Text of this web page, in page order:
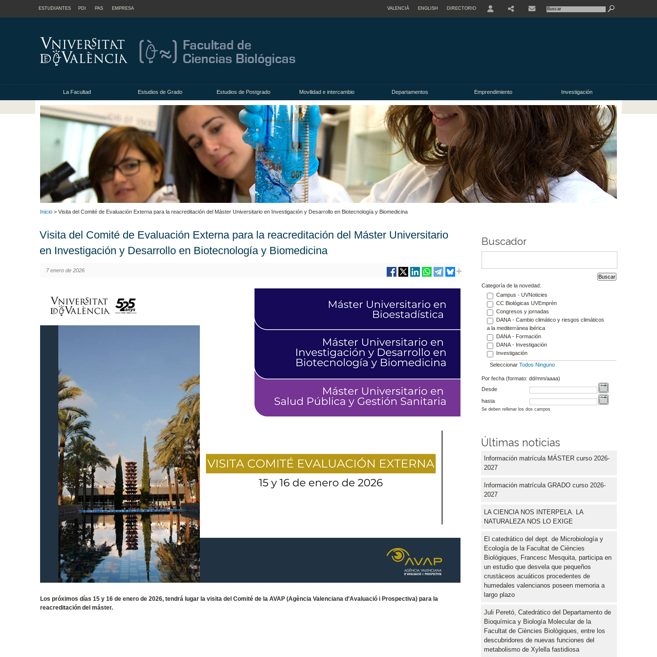
ESTUDIANTES PDI PAS EMPRESA VALENCIÀ ENGLISH DIRECTORIO
La Facultad Estudios de Grado Estudios de Postgrado Movilidad e intercambio Departamentos Emprendimiento Investigación
Inicio > Visita del Comité de Evaluación Externa para la reacreditación del Máster Universitario en Investigación y Desarrollo en Biotecnología y Biomedicina
Visita del Comité de Evaluación Externa para la reacreditación del Máster Universitario
en Investigación y Desarrollo en Biotecnología y Biomedicina
7 enero de 2026
Los próximos días 15 y 16 de enero de 2026, tendrá lugar la visita del Comité de la AVAP (Agència Valenciana d’Avaluació i Prospectiva) para la
reacreditación del máster.
Buscador
Categoría de la novedad:
Campus - UVNoticies
CC Biológicas UVEmprén
Congresos y jornadas
DANA - Cambio climático y riesgos climáticos
a la mediterránea ibérica
DANA - Formación
DANA - Investigación
Investigación
Seleccionar Todos Ninguno
Por fecha (formato: dd/mm/aaaa)
Desde
hasta
Se deben rellenar los dos campos
Últimas noticias
Información matrícula MÁSTER curso 2026-
2027
Información matrícula GRADO curso 2026-
2027
LA CIENCIA NOS INTERPELA. LA
NATURALEZA NOS LO EXIGE
El catedrático del dept. de Microbiología y
Ecología de la Facultat de Ciències
Biològiques, Francesc Mesquita, participa en
un estudio que desvela que pequeños
crustáceos acuáticos procedentes de
humedales valencianos poseen memoria a
largo plazo
Juli Peretó, Catedrático del Departamento de
Bioquímica y Biología Molecular de la
Facultat de Ciències Biològiques, entre los
descubridores de nuevas funciones del
metabolismo de Xylella fastidiosa